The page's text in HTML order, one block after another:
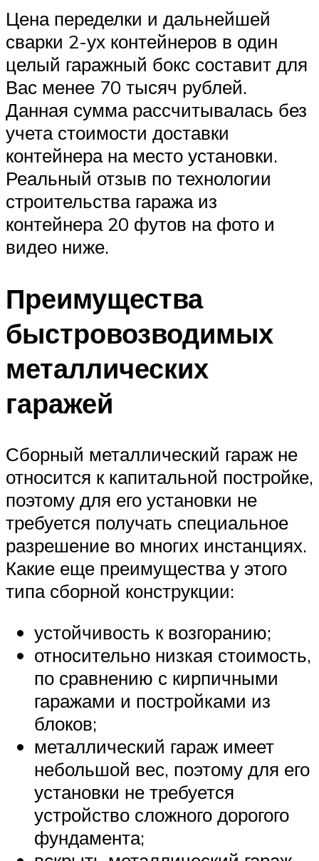
Цена переделки и дальнейшей
сварки 2-ух контейнеров в один
целый гаражный бокс составит для
Вас менее 70 тысяч рублей.
Данная сумма рассчитывалась без
учета стоимости доставки
контейнера на место установки.
Реальный отзыв по технологии
строительства гаража из
контейнера 20 футов на фото и
видео ниже.
Преимущества
быстровозводимых
металлических
гаражей
Сборный металлический гараж не
относится к капитальной постройке,
поэтому для его установки не
требуется получать специальное
разрешение во многих инстанциях.
Какие еще преимущества у этого
типа сборной конструкции:
устойчивость к возгоранию;
относительно низкая стоимость,
по сравнению с кирпичными
гаражами и постройками из
блоков;
металлический гараж имеет
небольшой вес, поэтому для его
установки не требуется
устройство сложного дорогого
фундамента;